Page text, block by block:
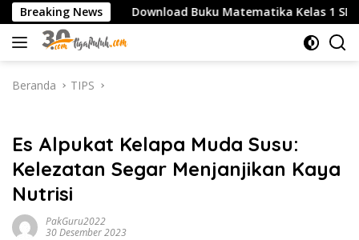
Langsung
ke
konten
Breaking NewsDownload Buku Matematika Kelas 1 SD Penerbit
Beranda TIPS
Es Alpukat Kelapa Muda Susu:
Kelezatan Segar Menjanjikan Kaya
Nutrisi
PakGuru2022
30 Desember 2023